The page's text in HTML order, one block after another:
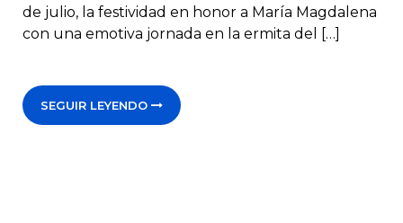
de julio, la festividad en honor a María Magdalena
con una emotiva jornada en la ermita del […]
SEGUIR LEYENDO